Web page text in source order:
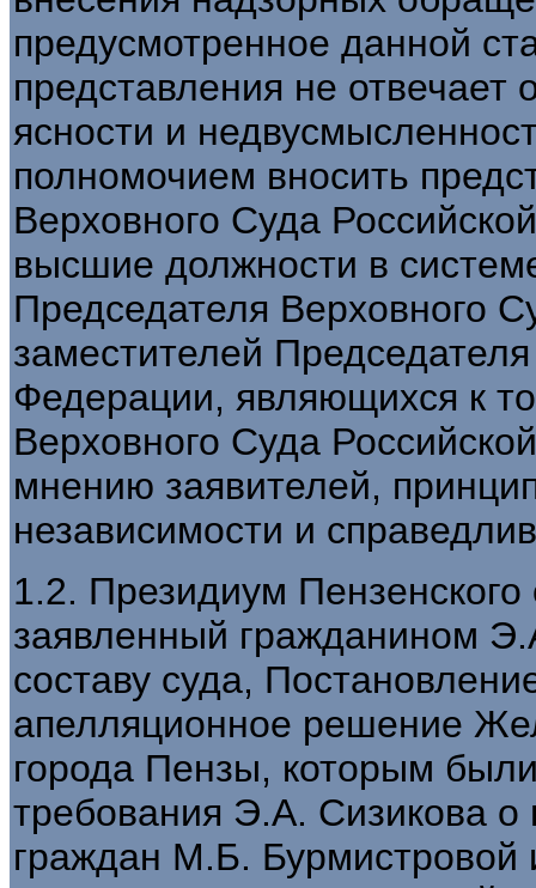
предусмотренное данной
представления не
ясности и
полномочием вносить
Верховного Суда
высшие должности в
Председателя Верховного
заместителей
Федерации, являющихся к
Верховного Суда
мнению заявителей,
независимости и
1.2. Президиум Пензенского
заявленный гражданином
составу суда,
апелляционное решение
города Пензы, которым
требования Э.А. Сизикова о
граждан М.Б.